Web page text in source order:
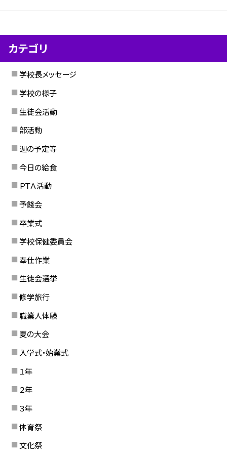
カテゴリ
学校長メッセージ
学校の様子
生徒会活動
部活動
週の予定等
今日の給食
ＰＴＡ活動
予餞会
卒業式
学校保健委員会
奉仕作業
生徒会選挙
修学旅行
職業人体験
夏の大会
入学式・始業式
１年
２年
３年
体育祭
文化祭